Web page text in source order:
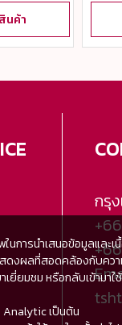
นค้า
กรุ
ารนำเสนอข้อมูลและเนื้
ดงผลที่สอดคล้องกับคว
ยี่ยมชม หรือกลับเข้ามา
Analytic เป็นต้น